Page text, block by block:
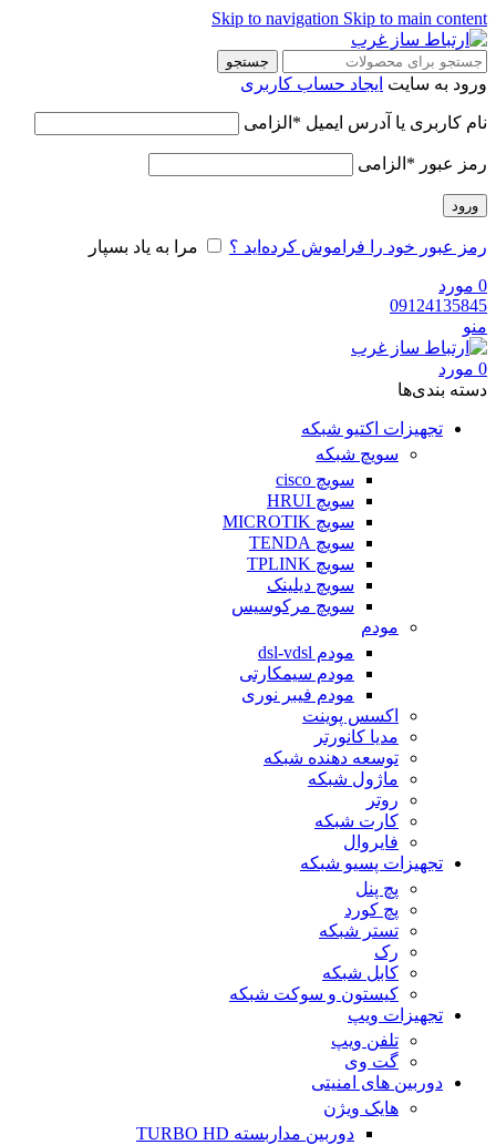
Skip to navigationSkip to main
سایت ایجاد حساب کاربری
یا آدرس ایمیل الزامی
الزامی
خود را فراموش کرده‌اید ؟ مرا به یاد بسپار
تجهیزات اکتیو شبکه
سویچ شبکه
سویچ cisco
سویچ HRUI
سویچ MICROTIK
سویچ TENDA
سویچ TPLINK
سویچ دیلینک
سویچ مرکوسیس
مودم
مودم dsl-vdsl
مودم سیمکارتی
مودم فیبر نوری
اکسس پوینت
مدیا کانورتر
توسعه دهنده شبکه
ماژول شبکه
روتر
کارت شبکه
فایروال
تجهیزات پسیو شبکه
پچ پنل
پچ کورد
تستر شبکه
کابل شبکه
کیستون و سوکت شبکه
تجهیزات ویپ
تلفن ویپ
گت وی
دوربین های امنیتی
هایک ویژن
دوربین مداربسته TURBO HD